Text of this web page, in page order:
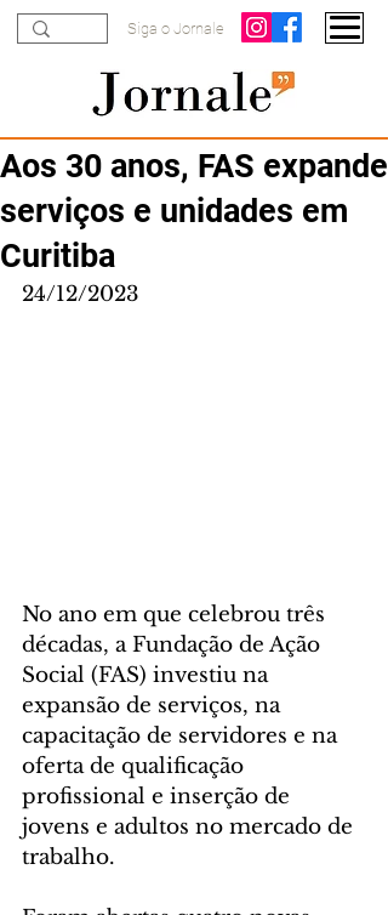
Siga o Jornale
Aos 30 anos, FAS expande
serviços e unidades em
Curitiba
24/12/2023
No ano em que celebrou três
décadas, a Fundação de Ação
Social (FAS) investiu na
expansão de serviços, na
capacitação de servidores e na
oferta de qualificação
profissional e inserção de
jovens e adultos no mercado de
trabalho.